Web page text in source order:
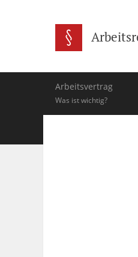
Arbeitsvertrag
Was ist wichtig?